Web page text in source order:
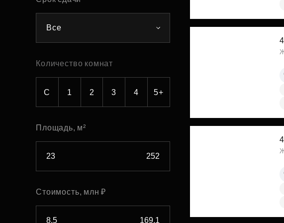
Рефинансирование
Все
Количество комнат
С 1 2 3 4 5+
Площадь, м²
Стоимость, млн ₽